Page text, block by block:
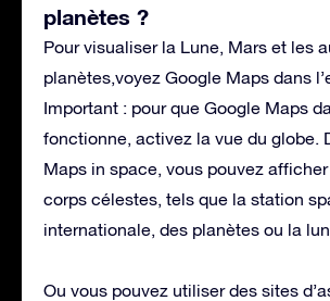
planètes ?
Pour visualiser la Lune, Mars et les
planètes,voyez Google Maps dans
Important : pour que Google Maps
fonctionne, activez la vue du globe.
Maps in space, vous pouvez
corps célestes, tels que la station
internationale, des planètes ou la
Ou vous pouvez utiliser des sites